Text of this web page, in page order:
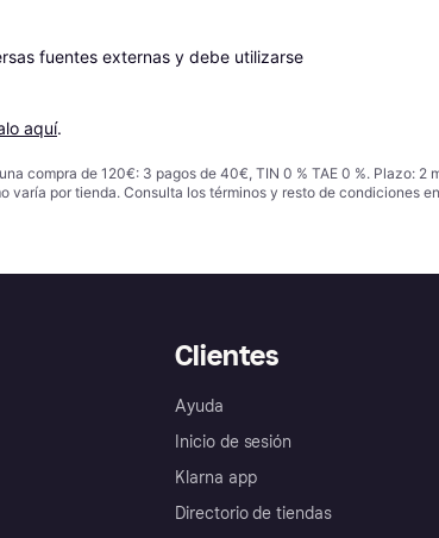
fuentes externas y debe utilizarse
aquí.
compra de 120€: 3 pagos de 40€, TIN 0 % TAE 0 %. Plazo:
varía por tienda. Consulta los términos y resto de condiciones en
Clientes
Ayuda
Inicio de sesión
Klarna app
Directorio de tiendas